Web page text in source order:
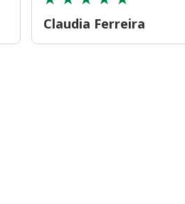
Claudia Ferreira